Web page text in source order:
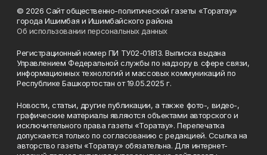
© 2026 Сайт общественно-политической газеты «Торатау»
города Ишимбая и Ишимбайского района
Об использовании персональных данных
Регистрационный номер ПИ ТУ02-01813. Выписка выдана
Управлением Федеральной службы по надзору в сфере связи,
информационных технологий и массовых коммуникаций по
Республике Башкортостан от 19.05.2025 г.
Новости, статьи, другие публикации, а также фото-, видео-,
графические материалы являются объектами авторского и
исключительного права газеты «Торатау». Перепечатка
допускается только по согласованию с редакцией. Ссылка на
авторство газеты «Торатау» обязательна. Для интернет-